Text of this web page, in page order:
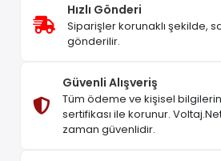
Hızlı Gönderi
Siparişler korunaklı şekilde,
gönderilir.
Güvenli Alışveriş
Tüm ödeme ve kişisel
sertifikası ile korunur.
zaman güvenlidir.